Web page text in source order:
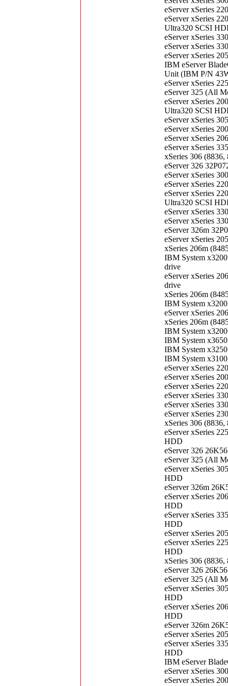
eServer xSeries
eServer xSeries
Ultra320 SCSI
eServer xSeries
eServer xSeries
eServer xSeries
IBM eServer
Unit (IBM P/N
eServer xSeries
eServer 325 (All
eServer xSeries
Ultra320 SCSI
eServer xSeries
eServer xSeries
eServer xSeries
eServer xSeries
xSeries 306
eServer 326
eServer xSeries
eServer xSeries
eServer xSeries
Ultra320 SCSI
eServer xSeries
eServer xSeries
eServer 326m
eServer xSeries
xSeries 206m
IBM System
drive
eServer xSeries
drive
xSeries 206m
IBM System
eServer xSeries
xSeries 206m
IBM System
IBM System
IBM System
IBM System
eServer xSeries
eServer xSeries
eServer xSeries
eServer xSeries
eServer xSeries
eServer xSeries
xSeries 306
eServer xSeries
HDD
eServer 326
eServer 325 (All
eServer xSeries
HDD
eServer 326m
eServer xSeries
HDD
eServer xSeries
HDD
eServer xSeries
eServer xSeries
HDD
xSeries 306
eServer 326
eServer 325 (All
eServer xSeries
HDD
eServer xSeries
HDD
eServer 326m
eServer xSeries
eServer xSeries
HDD
IBM eServer
eServer xSeries
eServer xSeries